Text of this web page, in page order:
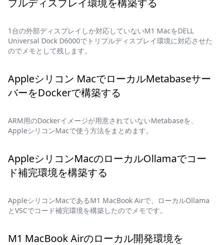
プルディスプレイ環境を構築する
1台の外部ディスプレイしか対応していないM1 MacをDELL
Universal Dock D6000でトリプルディスプレイ環境に対応させた
のでメモとして残します。
Appleシリコン MacでローカルMetabaseサー
バーをDockerで構築する
ARM用のDockerイメージが用意されていないMetabaseを、
AppleシリコンMacで使う方法をまとめます。
AppleシリコンMacのローカルOllamaでコー
ド補完環境を構築する
AppleシリコンMacであるM1 MacBook Airで、ローカルOllama
とVSCでコード補完環境を構築したのでメモです。
M1 MacBook Airのローカル開発環境を